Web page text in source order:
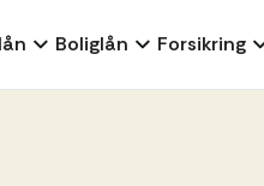
Boliglån Forsikring